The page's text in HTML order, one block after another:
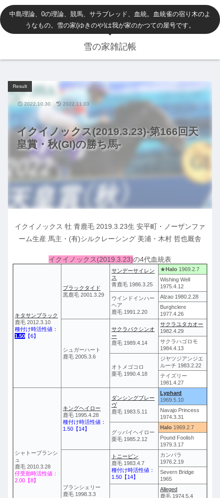
中島理論、0の理論、競馬、サラブレッド、血統。血統雀の宿り木のよ
うなもの。雪の家(ゆきのや)は我が家のかつての屋号です。
雪の家雑記帳
イクイノックス(2019.3.23)-第166回天
皇賞・秋(GI)の勝ち馬-
Result
2022.10.30 2022.11.03
イクイノックス 牡 青鹿毛 2019.3.23生 安平町・ノーザンファ
ーム生産 馬主・(有)シルクレーシング 美浦・木村 哲也厩舎
イクイノックス(2019.3.23)の4代血統表
キタサンブラック
鹿毛 2012.3.10
種付け時活性値：
1.50 【6】
ブラックタイド
黒鹿毛 2001.3.29
サンデーサイレン
ス
青鹿毛 1986.3.25
★Halo 1969.2.7
Wishing Well
1975.4.12
ウインドインハー
ヘア
鹿毛 1991.2.20
Alzao 1980.2.28
Burghclere
1977.4.26
シュガーハート
鹿毛 2005.3.6
サクラバクシンオ
ー
鹿毛 1989.4.14
サクラユタカオー
1982.4.29
サクラハゴロモ
1984.4.13
オトメゴコロ
栗毛 1990.4.18
ジヤツジアンジエ
ルーチ 1983.2.22
テイズリー
1981.4.27
シャトーブランシ
ュ
鹿毛 2010.3.28
仔受胎時活性値：
2.00【8】
キングヘイロー
鹿毛 1995.4.28
種付け時活性値：
1.50【14】
ダンシングブレー
ヴ
鹿毛 1983.5.11
Lyphard
1969.5.10
Navajo Princess
1974.3.31
グッバイヘイロー
栗毛 1985.2.12
Halo 1969.2.7
Pound Foolish
1979.3.17
ブランシェリー
鹿毛 1998.3.3
トニービン
鹿毛 1983.4.7
種付け時活性値：
1.50【14】
カンパラ
1976.2.19
Severn Bridge
1965
Alleged
鹿毛 1974.5.4